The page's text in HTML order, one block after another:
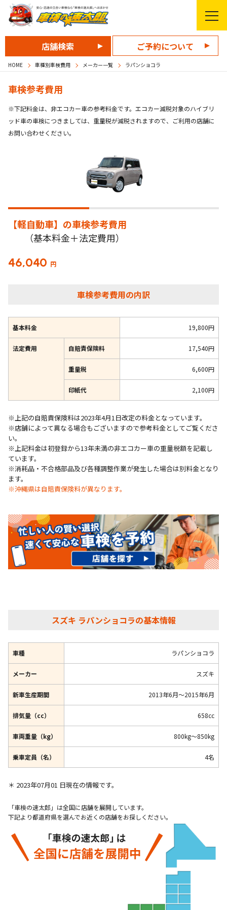
店舗検索 ご予約について
HOME 車種別車検費用 メーカー一覧 ラパンショコラ
車検参考費用
※下記料金は、非エコカー車の参考料金です。エコカー減税対象のハイブリ
ッド車の車検につきましては、重量税が減税されますので、ご利用の店舗に
お問い合わせください。
【軽自動車】の車検参考費用
（基本料金＋法定費用）
46,040 円
車検参考費用の内訳
基本料金 19,800円
法定費用 自賠責保険料 17,540円
重量税 6,600円
印紙代 2,100円
※上記の自賠責保険料は2023年4月1日改定の料金となっています。
※店舗によって異なる場合もございますので参考料金としてご覧くださ
い。
※上記料金は初登録から13年未満の非エコカー車の重量税額を記載し
ています。
※消耗品・不合格部品及び各種調整作業が発生した場合は別料金となり
ます。
※沖縄県は自賠責保険料が異なります。
スズキ ラパンショコラの基本情報
車種 ラパンショコラ
メーカー スズキ
新車生産期間 2013年6月～2015年6月
排気量（cc） 658cc
車両重量（kg） 800kg～850kg
乗車定員（名） 4名
＊ 2023年07月01 日現在の情報です。
「車検の速太郎」は全国に店舗を展開しています。
下記より都道府県を選んでお近くの店舗をお探しください。